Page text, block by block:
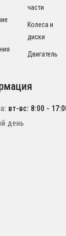
части
Колеса и
диски
Двигатель
вт-вс: 8:00 -
день